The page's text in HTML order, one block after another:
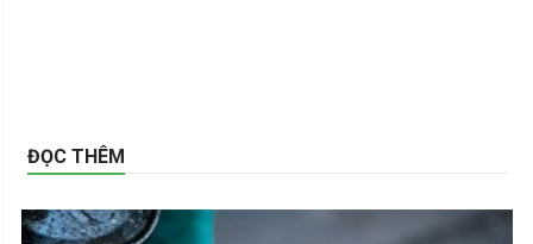
ĐỌC THÊM